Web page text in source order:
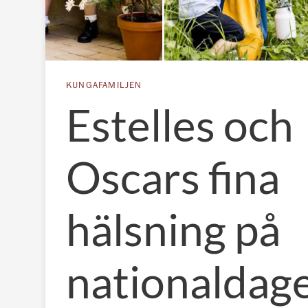
KUNGAFAMILJEN
Estelles och
Oscars fina
hälsning på